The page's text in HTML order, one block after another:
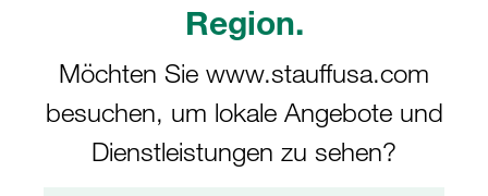
Region.
Möchten Sie www.stauffusa.com
besuchen, um lokale Angebote und
Dienstleistungen zu sehen?
Komplettschelle Standard-Baureihe Gr.
3 Ø20mm Polyamid W10 glatt, ohne
Vorspannung Anschweißpl., kurz IS-
Schraube